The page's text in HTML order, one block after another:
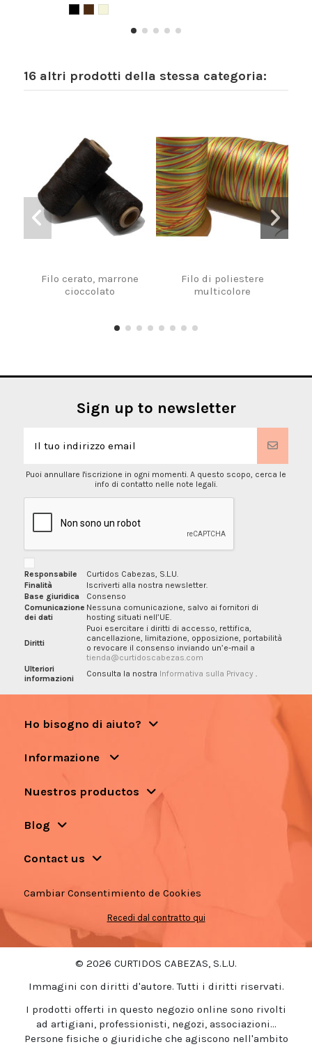
16 altri prodotti della stessa categoria:
Filo cerato, marrone
cioccolato
Filo di poliestere
multicolore
Sign up to newsletter
Puoi annullare l'iscrizione in ogni momenti. A questo scopo, cerca le
info di contatto nelle note legali.
Responsabile
Curtidos Cabezas, S.L.U.
Finalità
Iscriverti alla nostra newsletter.
Base giuridica
Consenso
Comunicazione
dei dati
Nessuna comunicazione, salvo ai fornitori di
hosting situati nell’UE.
Diritti
Puoi esercitare i diritti di accesso, rettifica,
cancellazione, limitazione, opposizione, portabilità
o revocare il consenso inviando un’e-mail a
tienda@curtidoscabezas.com
Ulteriori
informazioni
Consulta la nostra Informativa sulla Privacy
Ho bisogno di aiuto?
Informazione
Nuestros productos
Blog
Contact us
Cambiar Consentimiento de Cookies
Recedi dal contratto qui
© 2026 CURTIDOS CABEZAS, S.L.U.
Immagini con diritti d'autore. Tutti i diritti riservati.
I prodotti offerti in questo negozio online sono rivolti
ad artigiani, professionisti, negozi, associazioni...
Persone fisiche o giuridiche che agiscono nell'ambito